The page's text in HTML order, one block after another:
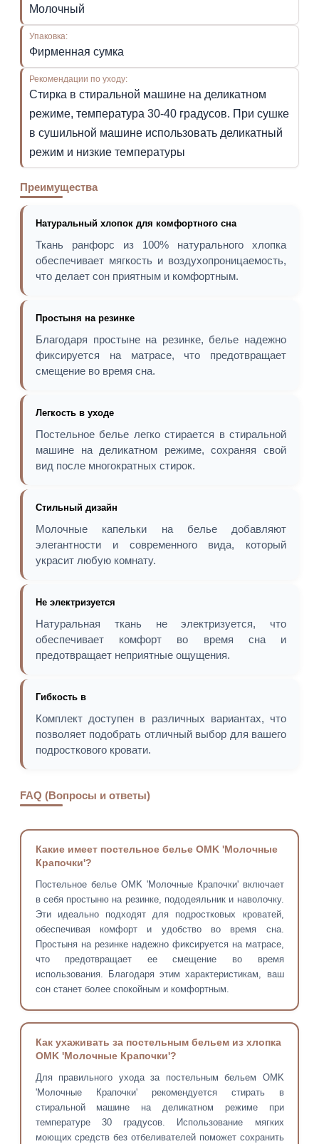
Молочный
Упаковка:
Фирменная сумка
Рекомендации по уходу:
Стирка в стиральной машине на деликатном
режиме, температура 30-40 градусов. При сушке
в сушильной машине использовать деликатный
режим и низкие температуры
Преимущества
Натуральный хлопок для комфортного сна
Ткань ранфорс из 100% натурального хлопка
обеспечивает мягкость и воздухопроницаемость,
что делает сон приятным и комфортным.
Простыня на резинке
Благодаря простыне на резинке, белье надежно
фиксируется на матрасе, что предотвращает
смещение во время сна.
Легкость в уходе
Постельное белье легко стирается в стиральной
машине на деликатном режиме, сохраняя свой
вид после многократных стирок.
Стильный дизайн
Молочные капельки на белье добавляют
элегантности и современного вида, который
украсит любую комнату.
Не электризуется
Натуральная ткань не электризуется, что
обеспечивает комфорт во время сна и
предотвращает неприятные ощущения.
Гибкость в
Комплект доступен в различных вариантах, что
позволяет подобрать отличный выбор для вашего
подросткового кровати.
FAQ (Вопросы и ответы)
Какие имеет постельное белье OMK 'Молочные
Крапочки'?
Постельное белье OMK 'Молочные Крапочки' включает
в себя простыню на резинке, пододеяльник и наволочку.
Эти идеально подходят для подростковых кроватей,
обеспечивая комфорт и удобство во время сна.
Простыня на резинке надежно фиксируется на матрасе,
что предотвращает ее смещение во время
использования. Благодаря этим характеристикам, ваш
сон станет более спокойным и комфортным.
Как ухаживать за постельным бельем из хлопка
OMK 'Молочные Крапочки'?
Для правильного ухода за постельным бельем OMK
'Молочные Крапочки' рекомендуется стирать в
стиральной машине на деликатном режиме при
температуре 30 градусов. Использование мягких
моющих средств без отбеливателей поможет сохранить